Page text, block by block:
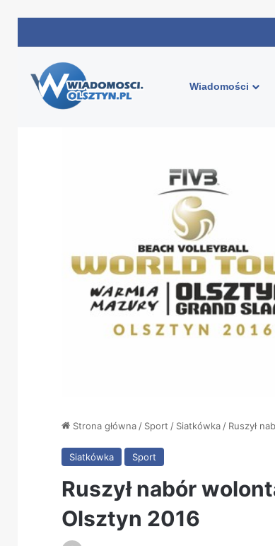
Wiadomości
Strona główna/ Sport / Siatkówka/ Ruszył
Siatkówka Sport
Ruszył nabór
Olsztyn 2016